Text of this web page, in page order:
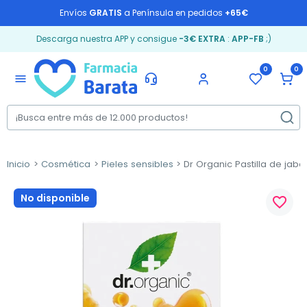
Envíos GRATIS a Península en pedidos +65€
Descarga nuestra APP y consigue -3€ EXTRA: APP-FB ;)
menu
0 0
Inicio Cosmética Pieles sensibles Dr Organic Pastilla de
No disponible favorite_border